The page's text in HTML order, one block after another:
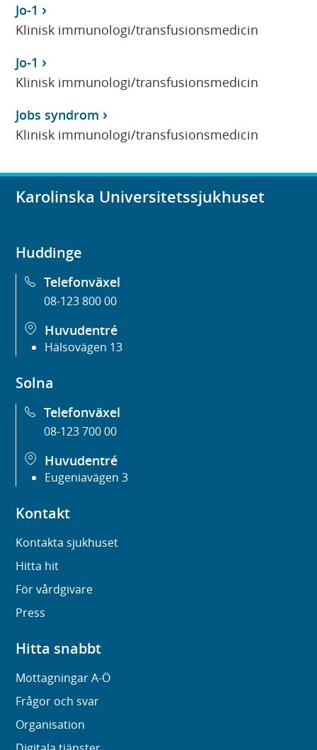
Jo-1
Klinisk immunologi/transfusionsmedicin
Jo-1
Klinisk immunologi/transfusionsmedicin
Jobs syndrom
Klinisk immunologi/transfusionsmedicin
Karolinska Universitetssjukhuset
Huddinge
Telefonväxel
08-123 800 00
Huvudentré
Hälsovägen 13
Solna
Telefonväxel
08-123 700 00
Huvudentré
Eugeniavägen 3
Kontakt
Kontakta sjukhuset
Hitta hit
För vårdgivare
Press
Hitta snabbt
Mottagningar A-Ö
Frågor och svar
Organisation